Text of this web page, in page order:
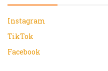
Instagram
TikTok
Facebook